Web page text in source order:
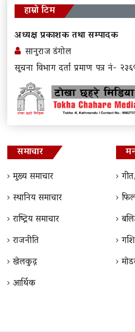
हाम्रो टिम
अध्यक्ष प्रकाशक तथा सम्पादक
सानुराज डंगोल
सूचना विभाग दर्ता प्रमाण पत्र नं-
समाचार
मुख्य समाचार
स्थानिय समाचार
राष्ट्रिय समाचार
राजनीति
खेलकुद़़
आर्थिक